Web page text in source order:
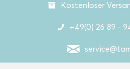
Kostenloser
+49(0) 26 89 -